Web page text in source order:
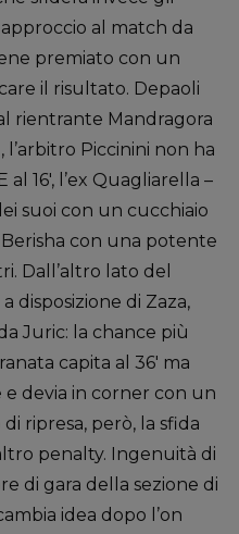
al match da
premiato con un
il risultato. Depaoli
rientrante Mandragora
l’arbitro Piccinini non ha
16′, l’ex Quagliarella –
suoi con un cucchiaio
con una potente
Dall’altro lato del
disposizione di Zaza,
Juric: la chance più
capita al 36′ ma
devia in corner con un
ripresa, però, la sfida
penalty. Ingenuità di
di gara della sezione di
idea dopo l’on